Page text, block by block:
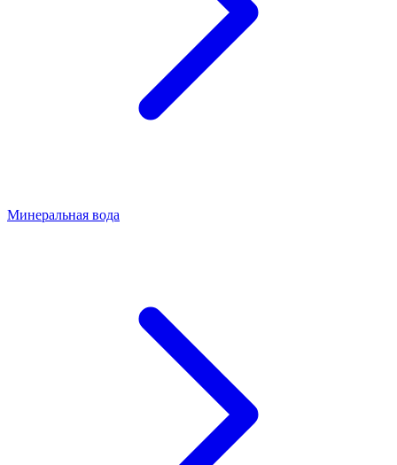
Минеральная вода